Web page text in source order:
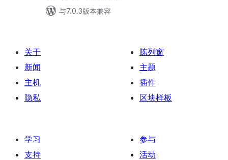
与7.0.3版本兼容
关于
新闻
主机
隐私
陈列窗
主题
插件
区块样板
学习
支持
参与
活动